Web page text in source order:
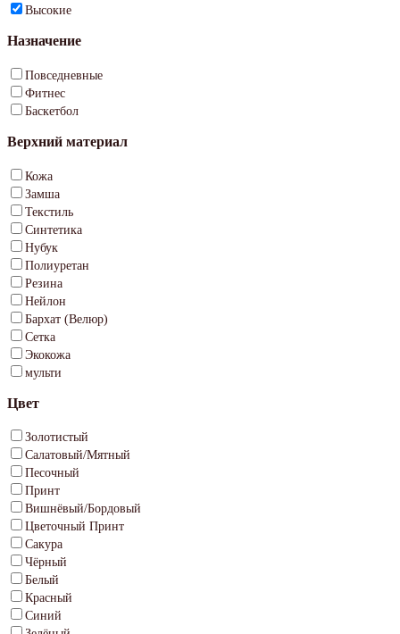
Высокие
Назначение
Повседневные
Фитнес
Баскетбол
Верхний материал
Кожа
Замша
Текстиль
Синтетика
Нубук
Полиуретан
Резина
Нейлон
Бархат (Велюр)
Сетка
Экокожа
мульти
Цвет
Золотистый
Салатовый/Мятный
Песочный
Принт
Вишнёвый/Бордовый
Цветочный Принт
Сакура
Чёрный
Белый
Красный
Синий